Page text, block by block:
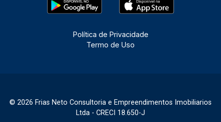
Política de Privacidade
Termo de Uso
© 2026 Frias Neto Consultoria e Empreendimentos Imobiliarios
Ltda - CRECI 18.650-J